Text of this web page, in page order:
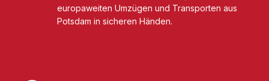
europaweiten Umzügen und Transporten aus
Potsdam in sicheren Händen.